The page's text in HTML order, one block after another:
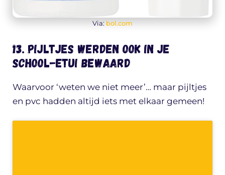
Via: bol.com
13. Pijltjes werden ook in je
school-etui bewaard
Waarvoor ‘weten we niet meer’… maar pijltjes
en pvc hadden altijd iets met elkaar gemeen!